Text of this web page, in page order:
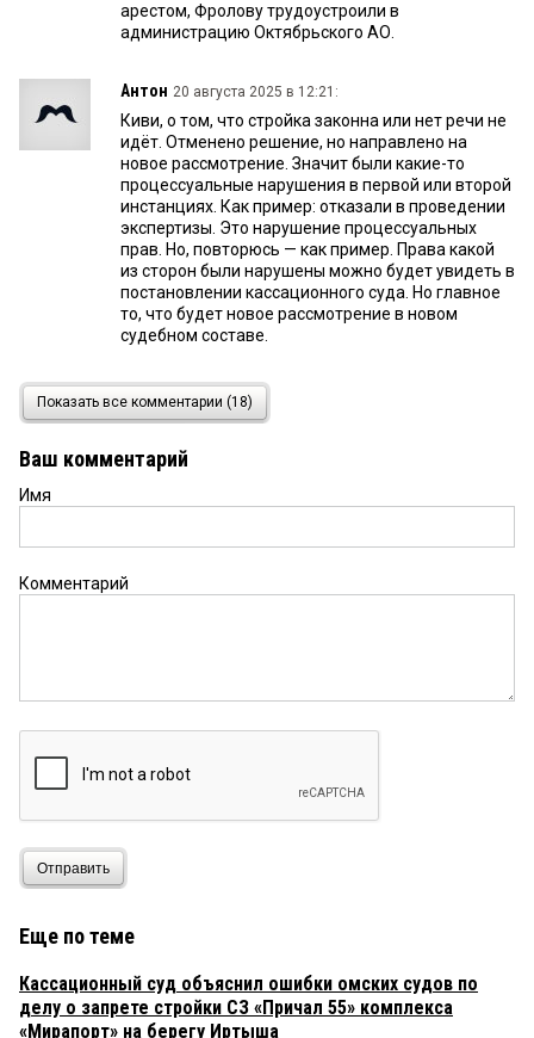
арестом, Фролову трудоустроили в
администрацию Октябрьского АО.
Антон 20 августа 2025 в 12:21:
Киви, о том, что стройка законна или нет речи не
идёт. Отменено решение, но направлено на
новое рассмотрение. Значит были какие-то
процессуальные нарушения в первой или второй
инстанциях. Как пример: отказали в проведении
экспертизы. Это нарушение процессуальных
прав. Но, повторюсь — как пример. Права какой
из сторон были нарушены можно будет увидеть в
постановлении кассационного суда. Но главное
то, что будет новое рассмотрение в новом
судебном составе.
20 августа 2025 в 08:26:
Кстати, Лихачева можно поздравить, на его
финансовые нарушения. Не зря Лихачев писал!
прокурарура прекратила заниматься и
работать, вернее — не работать.
будет наконец то построен с набережной для
…
Показать все комментарии (18)
Ваш комментарий
Имя
Комментарий
Отправить
Еще по теме
Кассационный суд объяснил ошибки омских судов по
делу о запрете стройки СЗ «Причал 55» комплекса
«Мирапорт» на берегу Иртыша